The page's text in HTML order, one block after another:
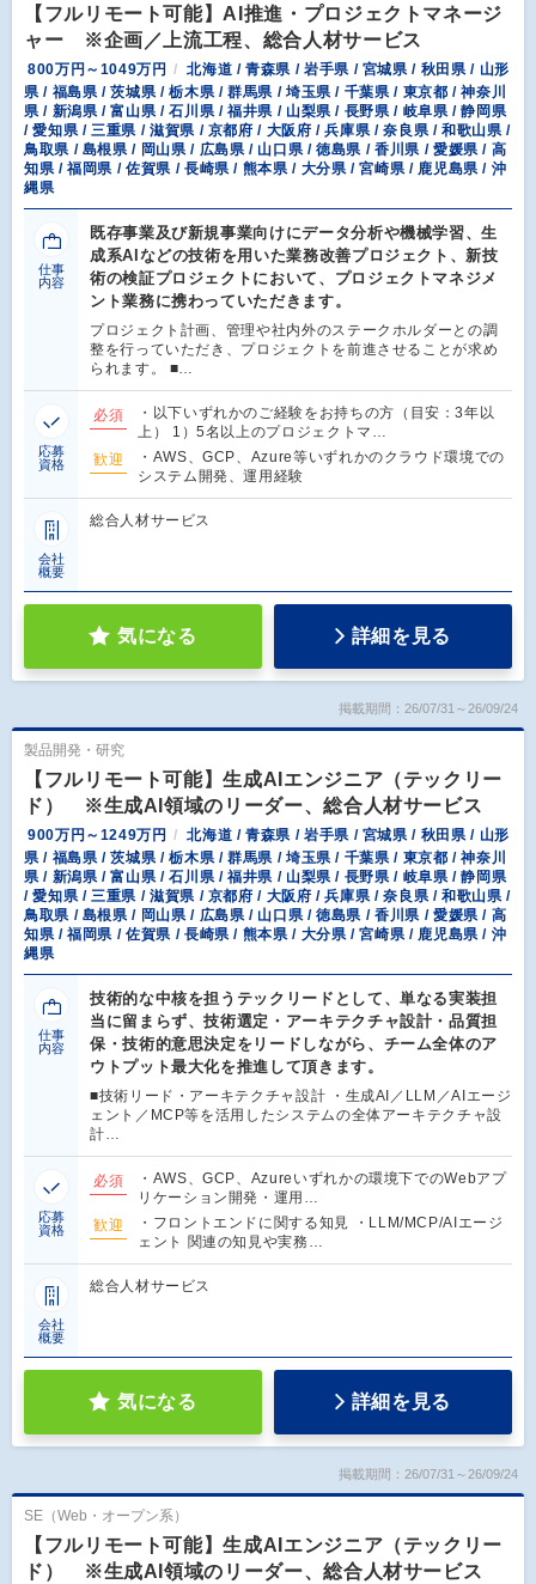
【フルリモート可能】AI推進・プロジェクトマネージ
ャー ※企画／上流工程、総合人材サービス
800万円～1049万円
北海道 / 青森県 / 岩手県 / 宮城県 / 秋田県 / 山形
県 / 福島県 / 茨城県 / 栃木県 / 群馬県 / 埼玉県 / 千葉県 / 東京都 / 神奈川
県 / 新潟県 / 富山県 / 石川県 / 福井県 / 山梨県 / 長野県 / 岐阜県 / 静岡県
/ 愛知県 / 三重県 / 滋賀県 / 京都府 / 大阪府 / 兵庫県 / 奈良県 / 和歌山県 /
鳥取県 / 島根県 / 岡山県 / 広島県 / 山口県 / 徳島県 / 香川県 / 愛媛県 / 高
知県 / 福岡県 / 佐賀県 / 長崎県 / 熊本県 / 大分県 / 宮崎県 / 鹿児島県 / 沖
縄県
仕事
内容
既存事業及び新規事業向けにデータ分析や機械学習、生
成系AIなどの技術を用いた業務改善プロジェクト、新技
術の検証プロジェクトにおいて、プロジェクトマネジメ
ント業務に携わっていただきます。
プロジェクト計画、管理や社内外のステークホルダーとの調
整を行っていただき、プロジェクトを前進させることが求め
られます。 ■…
応募
資格
必須
・以下いずれかのご経験をお持ちの方（目安：3年以
上） 1）5名以上のプロジェクトマ…
歓迎
・AWS、GCP、Azure等いずれかのクラウド環境での
システム開発、運用経験
会社
概要
総合人材サービス
気になる 詳細を見る
掲載期間：26/07/31～26/09/24
製品開発・研究
【フルリモート可能】生成AIエンジニア（テックリー
ド） ※生成AI領域のリーダー、総合人材サービス
900万円～1249万円
北海道 / 青森県 / 岩手県 / 宮城県 / 秋田県 / 山形
県 / 福島県 / 茨城県 / 栃木県 / 群馬県 / 埼玉県 / 千葉県 / 東京都 / 神奈川
県 / 新潟県 / 富山県 / 石川県 / 福井県 / 山梨県 / 長野県 / 岐阜県 / 静岡県
/ 愛知県 / 三重県 / 滋賀県 / 京都府 / 大阪府 / 兵庫県 / 奈良県 / 和歌山県 /
鳥取県 / 島根県 / 岡山県 / 広島県 / 山口県 / 徳島県 / 香川県 / 愛媛県 / 高
知県 / 福岡県 / 佐賀県 / 長崎県 / 熊本県 / 大分県 / 宮崎県 / 鹿児島県 / 沖
縄県
仕事
内容
技術的な中核を担うテックリードとして、単なる実装担
当に留まらず、技術選定・アーキテクチャ設計・品質担
保・技術的意思決定をリードしながら、チーム全体のア
ウトプット最大化を推進して頂きます。
■技術リード・アーキテクチャ設計 ・生成AI／LLM／AIエージ
ェント／MCP等を活用したシステムの全体アーキテクチャ設
計…
応募
資格
必須
・AWS、GCP、Azureいずれかの環境下でのWebアプ
リケーション開発・運用…
歓迎
・フロントエンドに関する知見 ・LLM/MCP/AIエージ
ェント 関連の知見や実務…
会社
概要
総合人材サービス
気になる 詳細を見る
掲載期間：26/07/31～26/09/24
SE（Web・オープン系）
【フルリモート可能】生成AIエンジニア（テックリー
ド） ※生成AI領域のリーダー、総合人材サービス